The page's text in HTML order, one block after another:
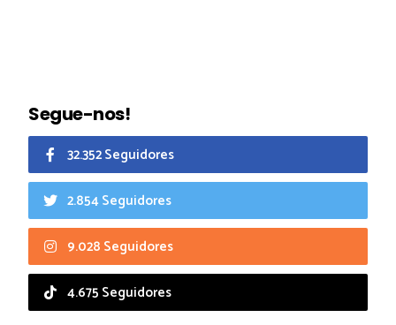
Segue-nos!
32.352 Seguidores
2.854 Seguidores
9.028 Seguidores
4.675 Seguidores